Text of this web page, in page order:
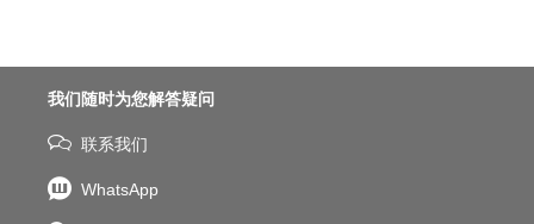
我们随时为您解答疑问
联系我们
WhatsApp